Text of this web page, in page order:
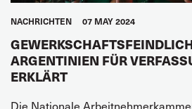
NACHRICHTEN 07 MAY 2024
ARGENTINIEN FÜR
ERKLÄRT
Die Nationale